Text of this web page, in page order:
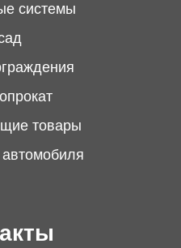
системы
товары